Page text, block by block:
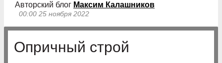
Авторский блог Максим Калашников
00:00 25 ноября 2022
Опричный строй